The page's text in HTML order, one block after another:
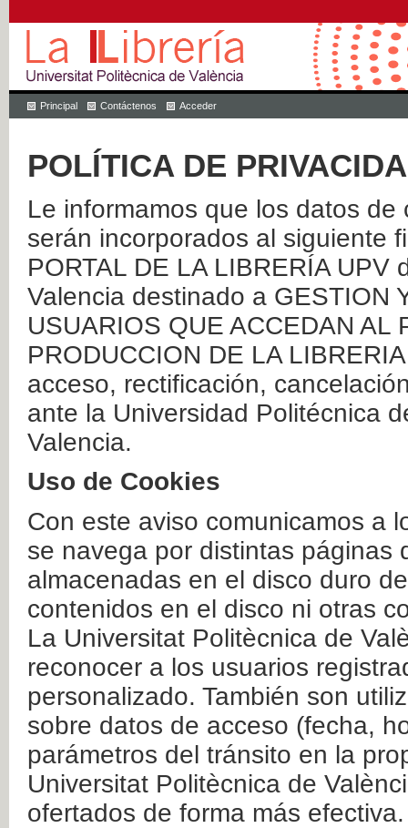
Principal Contáctenos Acceder
POLÍTICA DE
Le informamos que los datos
serán incorporados al siguiente
PORTAL DE LA LIBRERÍA
Valencia destinado a GESTION
USUARIOS QUE ACCEDAN AL
PRODUCCION DE LA
acceso, rectificación,
ante la Universidad Politécnica
Valencia.
Uso de Cookies
Con este aviso comunicamos a
se navega por distintas páginas
almacenadas en el disco duro
contenidos en el disco ni otras
La Universitat Politècnica de
reconocer a los usuarios
personalizado. También son
sobre datos de acceso (fecha,
parámetros del tránsito en la
Universitat Politècnica de
ofertados de forma más efectiva.